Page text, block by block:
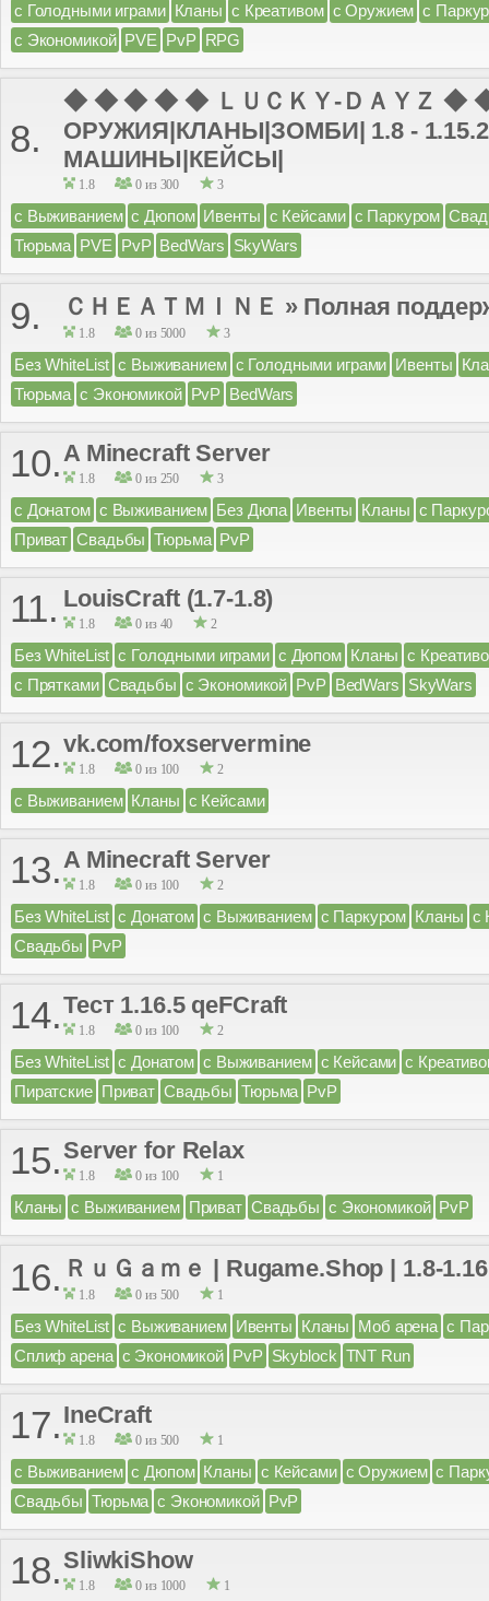
с Голодными играми Кланы с Креативом с Оружием с
с Экономикой PVE PvP RPG
8.
◆ ◆ ◆ ◆ ◆ ＬＵＣＫＹ-ＤＡＹＺ
ОРУЖИЯ|КЛАНЫ|ЗОМБИ| 1.8 -
МАШИНЫ|КЕЙСЫ|
1.8 0 из 300 3
с Выживанием с Дюпом Ивенты с Кейсами с Паркуром
Тюрьма PVE PvP BedWars SkyWars
9. ＣＨＥＡＴＭＩＮＥ » Полная
1.8 0 из 5000 3
Без WhiteList с Выживанием с Голодными играми Ивенты
Тюрьма с Экономикой PvP BedWars
10.A Minecraft Server
1.8 0 из 250 3
с Донатом с Выживанием Без Дюпа Ивенты Кланы с
Приват Свадьбы Тюрьма PvP
11. LouisCraft (1.7-1.8)
1.8 0 из 40 2
Без WhiteList с Голодными играми с Дюпом Кланы с
с Прятками Свадьбы с Экономикой PvP BedWars SkyWars
12.vk.com/foxservermine
1.8 0 из 100 2
с Выживанием Кланы с Кейсами
13.A Minecraft Server
1.8 0 из 100 2
Без WhiteList с Донатом с Выживанием с Паркуром Кланы с
Свадьбы PvP
14.Тест 1.16.5 qeFCraft
1.8 0 из 100 2
Без WhiteList с Донатом с Выживанием с Кейсами с
Пиратские Приват Свадьбы Тюрьма PvP
15. Server for Relax
1.8 0 из 100 1
Кланы с Выживанием Приват Свадьбы с Экономикой PvP
16. ＲｕＧａｍｅ | Rugame.Shop | 1.8-
1.8 0 из 500 1
Без WhiteList с Выживанием Ивенты Кланы Моб арена с
Сплиф арена с Экономикой PvP Skyblock TNT Run
17. IneCraft
1.8 0 из 500 1
с Выживанием с Дюпом Кланы с Кейсами с Оружием с
Свадьбы Тюрьма с Экономикой PvP
18. SliwkiShow
1.8 0 из 1000 1